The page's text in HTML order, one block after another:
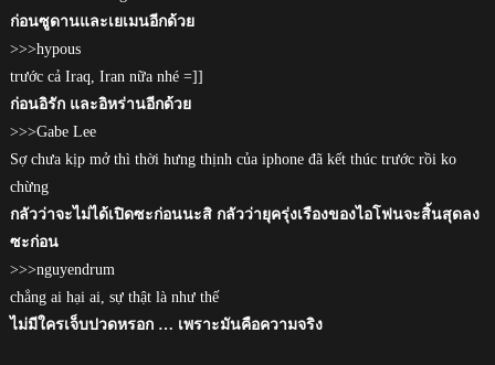
ก่อนซูดานและเยเมนอีกด้วย
>>>hypous
trước cả Iraq, Iran nữa nhé =]]
ก่อนอิรัก และอิหร่านอีกด้วย
>>>Gabe Lee
Sợ chưa kịp mở thì thời hưng thịnh của iphone đã kết thúc trước rồi ko
chừng
กลัวว่าจะไม่ได้เปิดซะก่อนนะสิ กลัวว่ายุครุ่งเรืองของไอโฟนจะสิ้นสุดลง
ซะก่อน
>>>nguyendrum
chẳng ai hại ai, sự thật là như thế
ไม่มีใครเจ็บปวดหรอก … เพราะมันคือความจริง